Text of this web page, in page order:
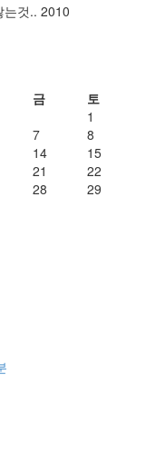
는것.. 2010
금
토
1
7
8
14
15
21
22
28
29